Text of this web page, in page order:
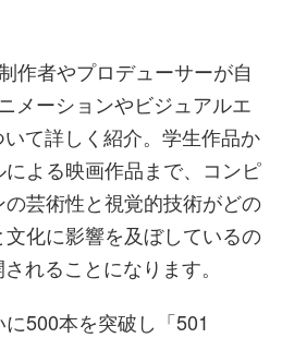
作者やプロデューサーが自
メーションやビジュアルエ
て詳しく紹介。学生作品か
よる映画作品まで、コンピ
芸術性と視覚的技術がどの
化に影響を及ぼしているの
れることになります。
500本を突破し「501